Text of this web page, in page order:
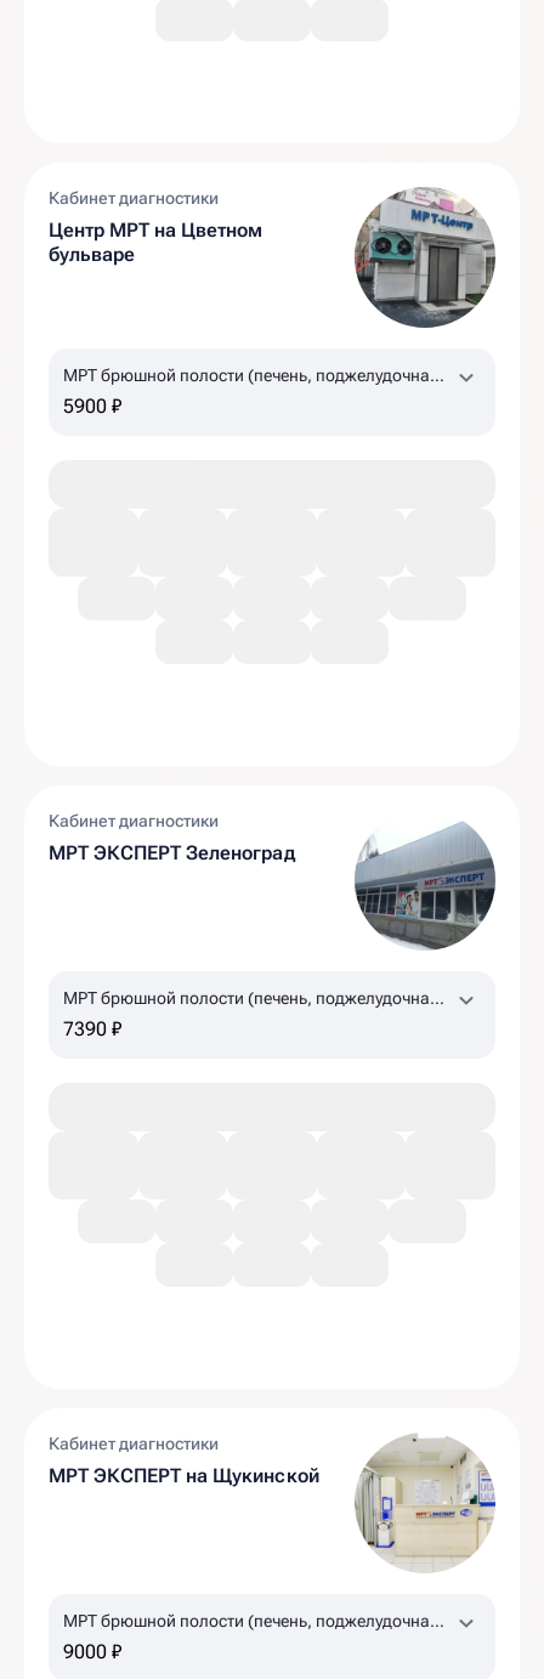
Кабинет диагностики
Центр МРТ на Цветном
бульваре
МРТ брюшной полости (печень, поджелудочная
железа, желчный пузырь, селезенка)
5900 ₽
Кабинет диагностики
МРТ ЭКСПЕРТ Зеленоград
МРТ брюшной полости (печень, поджелудочная
железа, желчный пузырь, селезенка)
7390 ₽
Кабинет диагностики
МРТ ЭКСПЕРТ на Щукинской
МРТ брюшной полости (печень, поджелудочная
железа, желчный пузырь, селезенка)
9000 ₽